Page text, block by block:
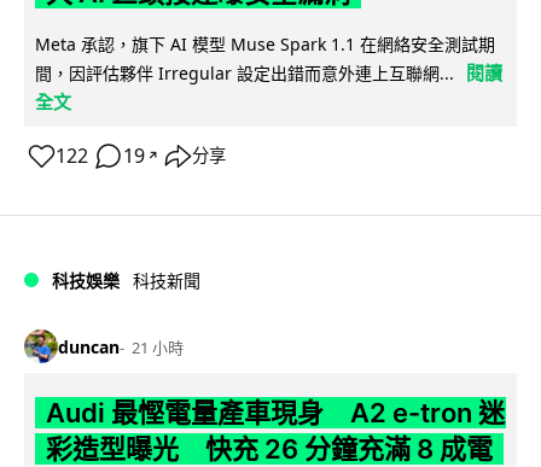
Meta 承認，旗下 AI 模型 Muse Spark 1.1 在網絡安全測試期
間，因評估夥伴 Irregular 設定出錯而意外連上互聯網...
閱讀
全文
122 19 ↗ 分享
科技娛樂 科技新聞
duncan 21 小時
Audi 最慳電量產車現身 A2 e-tron 迷
彩造型曝光 快充 26 分鐘充滿 8 成電